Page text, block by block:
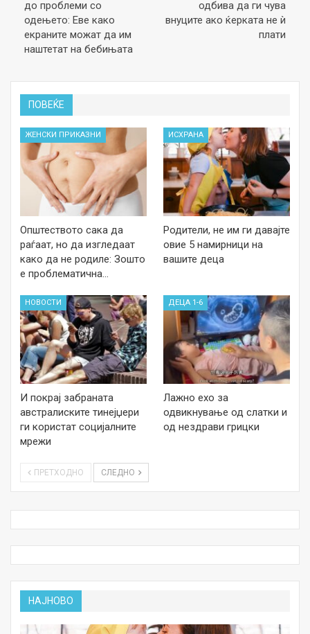
до проблеми со
одењето: Еве како
екраните можат да им
наштетат на бебињата
одбива да ги чува
внуците ако ќерката не ѝ
плати
ПОВЕЌЕ
ЖЕНСКИ ПРИКАЗНИ
Општеството сака да
раѓаат, но да изгледаат
како да не родиле: Зошто
е проблематична…
ИСХРАНА
Родители, не им ги давајте
овие 5 намирници на
вашите деца
НОВОСТИ
И покрај забраната
австралиските тинејџери
ги користат социјалните
мрежи
ДЕЦА 1-6
Лажно ехо за
одвикнување од слатки и
од нездрави грицки
ПРЕТХОДНО СЛЕДНО
НАЈНОВО